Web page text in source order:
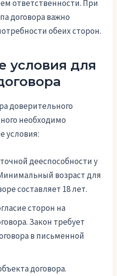
ответственности. При
договора важно
обеих сторон.
условия для
доверительного
необходимо
условия:
дееспособности у
возраст для
составляет 18 лет.
сторон на
Закон требует
в письменной
договора.